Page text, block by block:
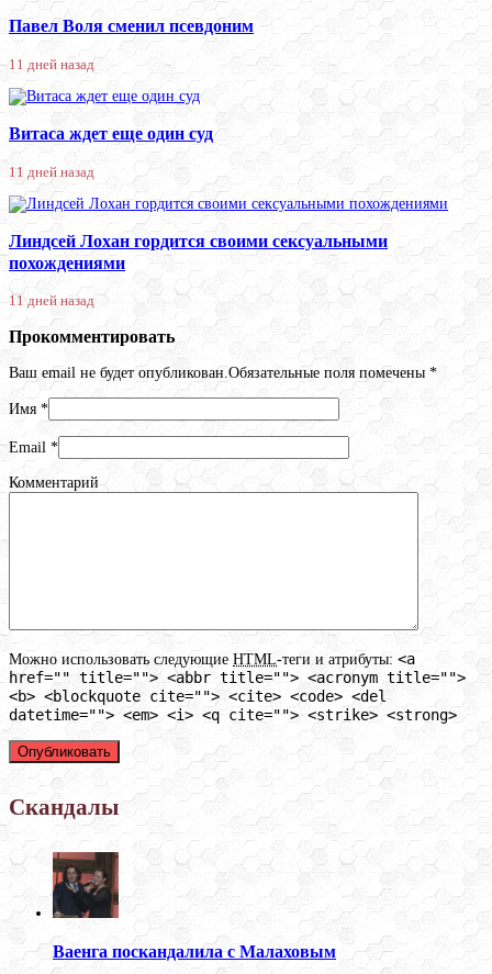
Павел Воля сменил псевдоним
11 дней назад
Витаса ждет еще один суд
11 дней назад
Линдсей Лохан гордится своими сексуальными
похождениями
11 дней назад
Прокомментировать
Ваш email не будет опубликован.Обязательные поля помечены *
Имя *
Email *
Комментарий
Можно использовать следующие HTML-теги и атрибуты: <a
href="" title=""> <abbr title=""> <acronym title="">
<b> <blockquote cite=""> <cite> <code> <del
datetime=""> <em> <i> <q cite=""> <strike> <strong>
Скандалы
Ваенга поскандалила с Малаховым